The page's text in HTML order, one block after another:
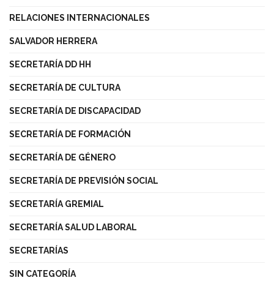
RELACIONES INTERNACIONALES
SALVADOR HERRERA
SECRETARÍA DD HH
SECRETARÍA DE CULTURA
SECRETARÍA DE DISCAPACIDAD
SECRETARÍA DE FORMACIÓN
SECRETARÍA DE GÉNERO
SECRETARÍA DE PREVISIÓN SOCIAL
SECRETARÍA GREMIAL
SECRETARÍA SALUD LABORAL
SECRETARÍAS
SIN CATEGORÍA